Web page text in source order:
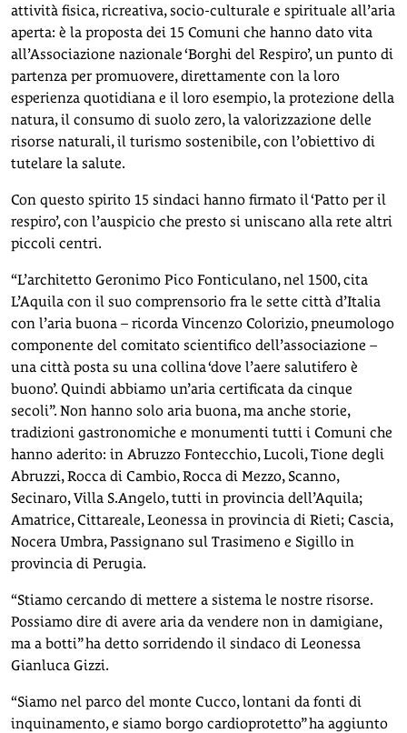
attività fisica, ricreativa, socio-culturale e spirituale all’aria
aperta: è la proposta dei 15 Comuni che hanno dato vita
all’Associazione nazionale ‘Borghi del Respiro’, un punto di
partenza per promuovere, direttamente con la loro
esperienza quotidiana e il loro esempio, la protezione della
natura, il consumo di suolo zero, la valorizzazione delle
risorse naturali, il turismo sostenibile, con l’obiettivo di
tutelare la salute.
Con questo spirito 15 sindaci hanno firmato il ‘Patto per il
respiro’, con l’auspicio che presto si uniscano alla rete altri
piccoli centri.
“L’architetto Geronimo Pico Fonticulano, nel 1500, cita
L’Aquila con il suo comprensorio fra le sette città d’Italia
con l’aria buona – ricorda Vincenzo Colorizio, pneumologo
componente del comitato scientifico dell’associazione –
una città posta su una collina ‘dove l’aere salutifero è
buono’. Quindi abbiamo un’aria certificata da cinque
secoli”. Non hanno solo aria buona, ma anche storie,
tradizioni gastronomiche e monumenti tutti i Comuni che
hanno aderito: in Abruzzo Fontecchio, Lucoli, Tione degli
Abruzzi, Rocca di Cambio, Rocca di Mezzo, Scanno,
Secinaro, Villa S.Angelo, tutti in provincia dell’Aquila;
Amatrice, Cittareale, Leonessa in provincia di Rieti; Cascia,
Nocera Umbra, Passignano sul Trasimeno e Sigillo in
provincia di Perugia.
“Stiamo cercando di mettere a sistema le nostre risorse.
Possiamo dire di avere aria da vendere non in damigiane,
ma a botti” ha detto sorridendo il sindaco di Leonessa
Gianluca Gizzi.
“Siamo nel parco del monte Cucco, lontani da fonti di
inquinamento, e siamo borgo cardioprotetto” ha aggiunto